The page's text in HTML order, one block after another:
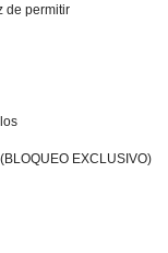
de permitir
EXCLUSIVO)